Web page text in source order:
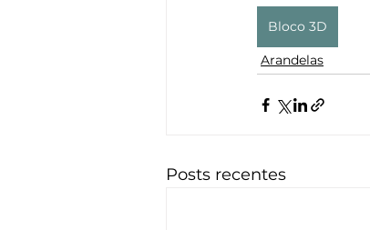
Bloco 3D
Arandelas
Posts recentes